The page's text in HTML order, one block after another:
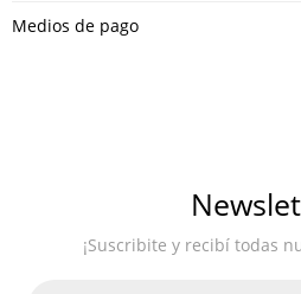
Medios de pago
¡Suscribite y recibí todas